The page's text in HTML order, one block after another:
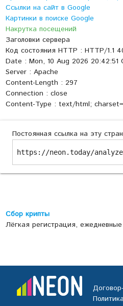
Ссылки на сайт в Google
Картинки в поиске Google
Накрутка посещений
Заголовки сервера
Код состояния HTTP : HTTP/1.1
Date : Mon, 10 Aug 2026 20:42:51
Server : Apache
Content-Length : 297
Connection : close
Content-Type : text/html;
Постоянная ссылка на эту
https://neon.today/
Сбор крипты
Лёгкая регистрация,